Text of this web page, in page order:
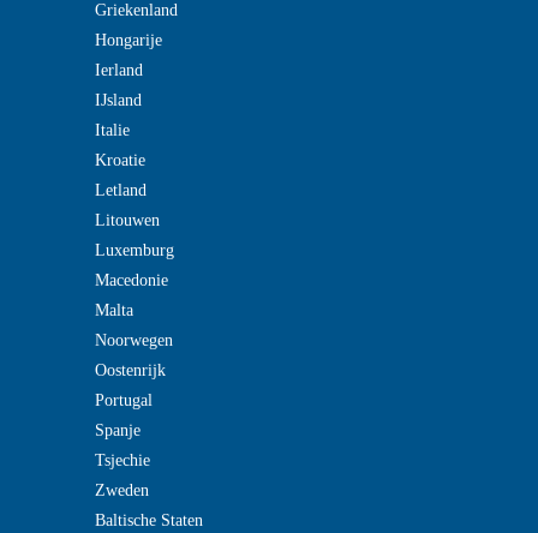
Griekenland
Hongarije
Ierland
IJsland
Italie
Kroatie
Letland
Litouwen
Luxemburg
Macedonie
Malta
Noorwegen
Oostenrijk
Portugal
Spanje
Tsjechie
Zweden
Baltische Staten